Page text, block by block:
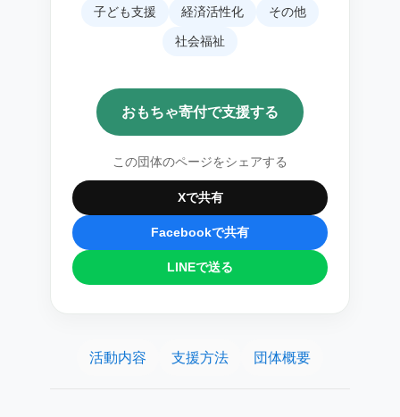
子ども支援 経済活性化 その他
社会福祉
おもちゃ寄付で支援する
この団体のページをシェアする
Xで共有
Facebookで共有
LINEで送る
活動内容 支援方法 団体概要